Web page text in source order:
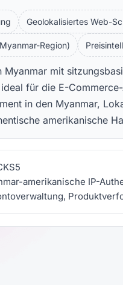
Geolokalisiertes Web-
Region)
Myanmar mit
für die E-
in den Myanmar,
amerikanische
amerikanische IP-